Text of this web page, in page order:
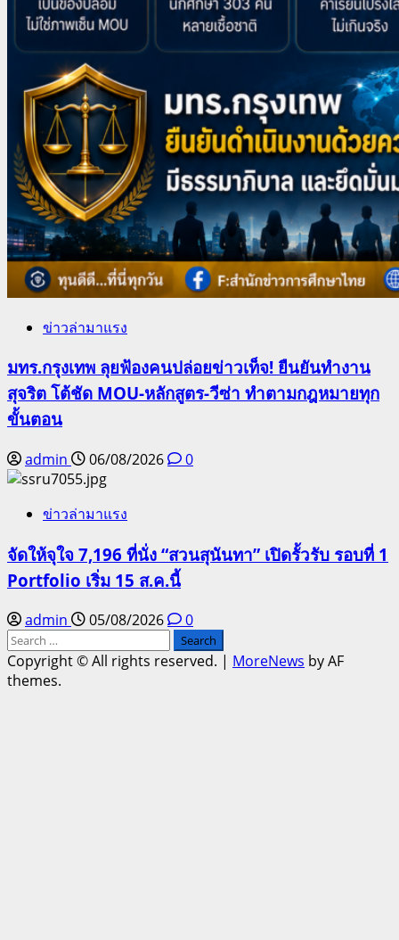
ข่าวล่ามาแรง
มทร.กรุงเทพ ลุยฟ้องคนปล่อยข่าวเท็จ! ยืนยันทำงาน
สุจริต โต้ชัด MOU-หลักสูตร-วีซ่า ทำตามกฎหมายทุก
ขั้นตอน
admin 06/08/2026 0
ข่าวล่ามาแรง
จัดให้จุใจ 7,196 ที่นั่ง “สวนสุนันทา” เปิดรั้วรับ รอบที่ 1
Portfolio เริ่ม 15 ส.ค.นี้
admin 05/08/2026
0
Search
for:
Copyright © All rights reserved. | MoreNews by AF
themes.